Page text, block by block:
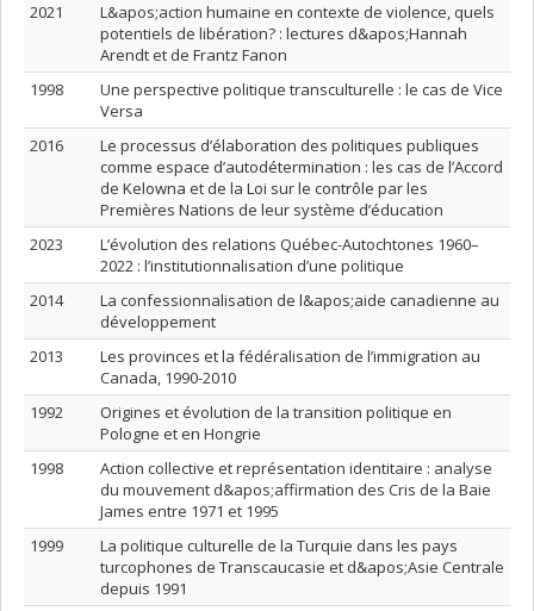
2021
L&apos;action humaine en contexte de violence, quels
potentiels de libération? : lectures d&apos;Hannah
Arendt et de Frantz Fanon
1998
Une perspective politique transculturelle : le cas de Vice
Versa
2016
Le processus d’élaboration des politiques publiques
comme espace d’autodétermination : les cas de l’Accord
de Kelowna et de la Loi sur le contrôle par les
Premières Nations de leur système d’éducation
2023
L’évolution des relations Québec-Autochtones 1960–
2022 : l’institutionnalisation d’une politique
2014
La confessionnalisation de l&apos;aide canadienne au
développement
2013
Les provinces et la fédéralisation de l’immigration au
Canada, 1990-2010
1992
Origines et évolution de la transition politique en
Pologne et en Hongrie
1998
Action collective et représentation identitaire : analyse
du mouvement d&apos;affirmation des Cris de la Baie
James entre 1971 et 1995
1999
La politique culturelle de la Turquie dans les pays
turcophones de Transcaucasie et d&apos;Asie Centrale
depuis 1991